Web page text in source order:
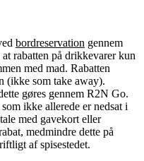
bordreservation gennem
rabatten på drikkevarer kun
med mad. Rabatten
(ikke som take away).
gøres gennem R2N Go.
ikke allerede er nedsat i
med gavekort eller
medmindre dette på
af spisestedet.